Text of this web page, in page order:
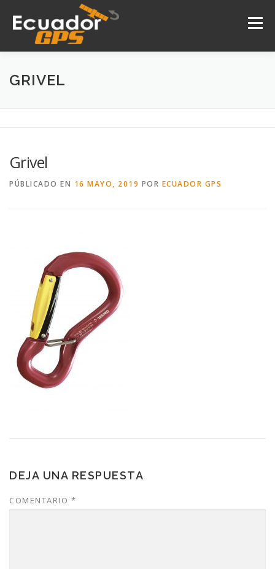
contenido
Menú
INICIO
GRIVEL
Grivel
PÚBLICADO EN 16 MAYO, 2019 POR ECUADOR GPS
DEJA UNA RESPUESTA
COMENTARIO *